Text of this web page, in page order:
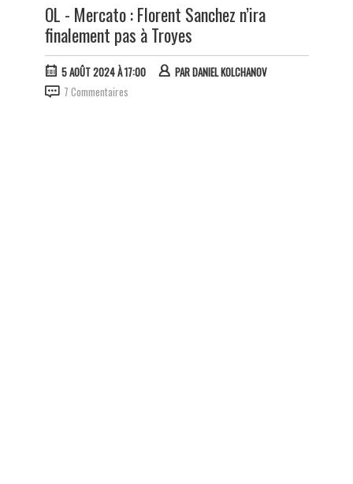
OL - Mercato : Florent Sanchez n’ira
finalement pas à Troyes
5 AOÛT 2024 À 17:00 PARDANIEL KOLCHANOV
7 Commentaires